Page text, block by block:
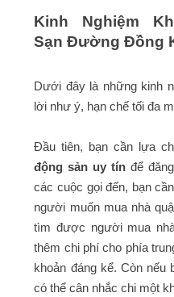
Kinh Nghiệm
Sạn Đường Đồng
Dưới đây là những kinh
lời như ý, hạn chế tối đa
Đầu tiên, bạn cần lựa
động sản uy tínđể
các cuộc gọi đến, bạn
người muốn mua nhà
tìm được người mua
thêm chi phí cho phía
khoản đáng kể. Còn nếu
có thể cân nhắc chi một